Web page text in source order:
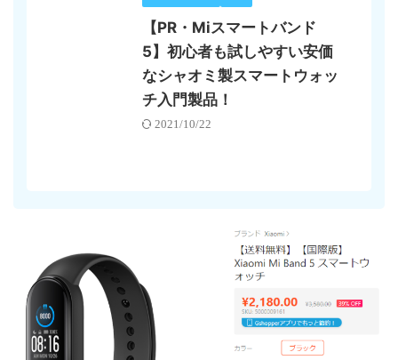
【PR・Miスマートバンド
5】初心者も試しやすい安価
なシャオミ製スマートウォッ
チ入門製品！
2021/10/22